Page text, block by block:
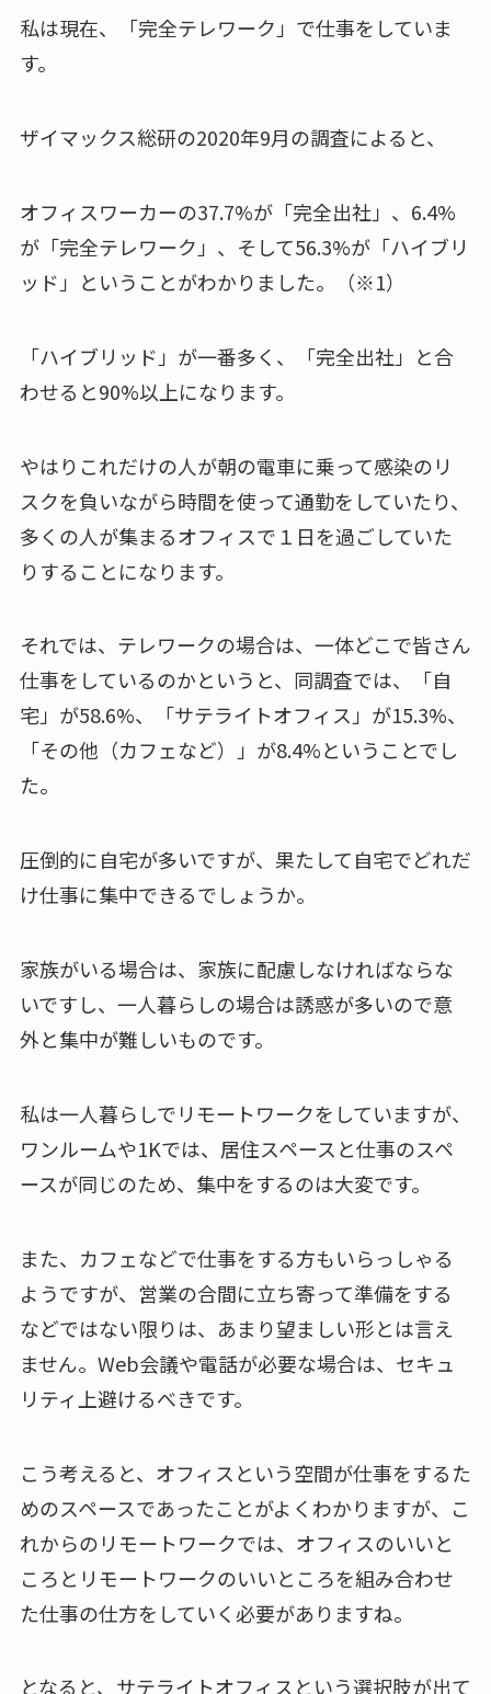
私は現在、「完全テレワーク」で仕事をしていま
す。
ザイマックス総研の2020年9月の調査によると、
オフィスワーカーの37.7%が「完全出社」、6.4%
が「完全テレワーク」、そして56.3%が「ハイブリ
ッド」ということがわかりました。（※1）
「ハイブリッド」が一番多く、「完全出社」と合
わせると90%以上になります。
やはりこれだけの人が朝の電車に乗って感染のリ
スクを負いながら時間を使って通勤をしていたり、
多くの人が集まるオフィスで１日を過ごしていた
りすることになります。
それでは、テレワークの場合は、一体どこで皆さん
仕事をしているのかというと、同調査では、「自
宅」が58.6%、「サテライトオフィス」が15.3%、
「その他（カフェなど）」が8.4%ということでし
た。
圧倒的に自宅が多いですが、果たして自宅でどれだ
け仕事に集中できるでしょうか。
家族がいる場合は、家族に配慮しなければならな
いですし、一人暮らしの場合は誘惑が多いので意
外と集中が難しいものです。
私は一人暮らしでリモートワークをしていますが、
ワンルームや1Kでは、居住スペースと仕事のスペ
ースが同じのため、集中をするのは大変です。
また、カフェなどで仕事をする方もいらっしゃる
ようですが、営業の合間に立ち寄って準備をする
などではない限りは、あまり望ましい形とは言え
ません。Web会議や電話が必要な場合は、セキュ
リティ上避けるべきです。
こう考えると、オフィスという空間が仕事をするた
めのスペースであったことがよくわかりますが、こ
れからのリモートワークでは、オフィスのいいと
ころとリモートワークのいいところを組み合わせ
た仕事の仕方をしていく必要がありますね。
となると、サテライトオフィスという選択肢が出て